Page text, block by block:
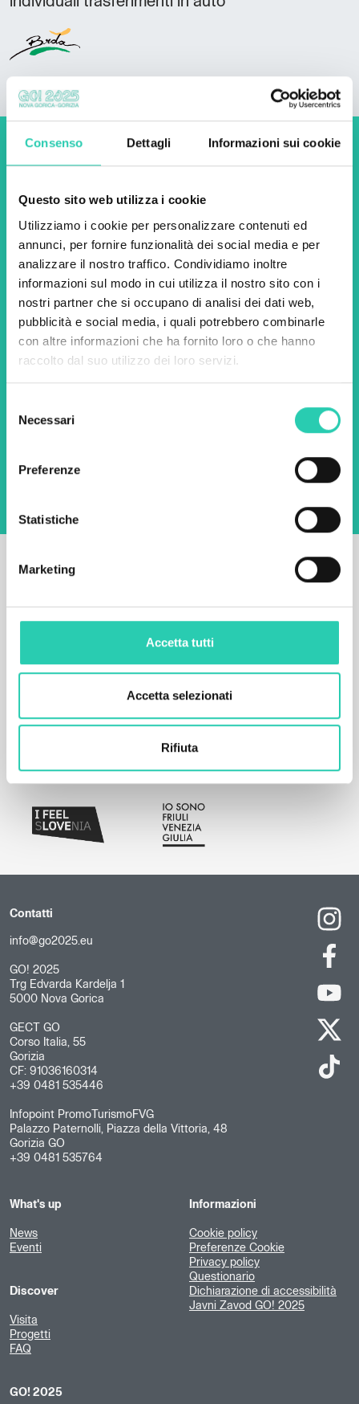
Consenso Dettagli Informazioni sui cookie
Questo sito web utilizza i cookie
Utilizziamo i cookie per personalizzare contenuti ed
annunci, per fornire funzionalità dei social media e per
analizzare il nostro traffico. Condividiamo inoltre
informazioni sul modo in cui utilizza il nostro sito con i
nostri partner che si occupano di analisi dei dati web,
pubblicità e social media, i quali potrebbero combinarle
con altre informazioni che ha fornito loro o che hanno
raccolto dal suo utilizzo dei loro servizi.
delNecessari
Preferenze
Statistiche
Marketing
Accetta tutti
Accetta selezionati
Rifiuta
Non perderti i prossimi
eventi! Iscriviti alla
newsletter di GO! 2025 per
scoprire tutte le nostre
iniziative.
Nome * Cognome *
Email *
Contatti
info@go2025.eu
GO! 2025
Trg Edvarda Kardelja 1
5000 Nova Gorica
GECT GO
Corso Italia, 55
Gorizia
CF: 91036160314
+39 0481 535446
Infopoint PromoTurismoFVG
Palazzo Paternolli, Piazza della Vittoria, 48
Gorizia GO
+39 0481 535764
What's up
News
Eventi
Discover
Visita
Progetti
FAQ
GO! 2025
Informazioni
Cookie policy
Preferenze Cookie
Privacy policy
Questionario
Dichiarazione di accessibilità
Javni Zavod GO! 2025